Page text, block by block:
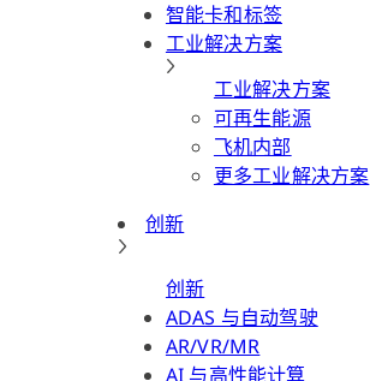
智能卡和标签
工业解决方案
工业解决方案
可再生能源
飞机内部
更多工业解决方案
创新
创新
ADAS 与自动驾驶
AR/VR/MR
AI 与高性能计算